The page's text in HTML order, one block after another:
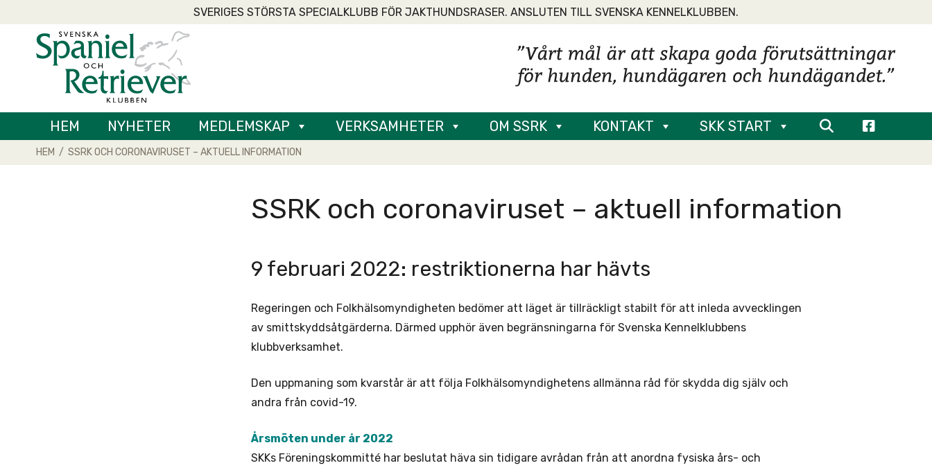
to
content
SVERIGES STÖRSTA SPECIALKLUBB FÖR JAKTHUNDSRASER. ANSLUTEN TILL SVENSKA KENNELKLUBBEN.
Home
HEM NYHETER MEDLEMSKAP VERKSAMHETER OM SSRK KONTAKT SKK START
HEM / SSRK OCH CORONAVIRUSET – AKTUELL INFORMATION
SSRK och coronaviruset – aktuell information
9 februari 2022: restriktionerna har hävts
Regeringen och Folkhälsomyndigheten bedömer att läget är tillräckligt stabilt för att inleda avvecklingen
av smittskyddsåtgärderna. Därmed upphör även begränsningarna för Svenska Kennelklubbens
klubbverksamhet.
Den uppmaning som kvarstår är att följa Folkhälsomyndighetens allmänna råd för skydda dig själv och
andra från covid-19.
Årsmöten under år 2022
SKKs Föreningskommitté har beslutat häva sin tidigare avrådan från att anordna fysiska års- och